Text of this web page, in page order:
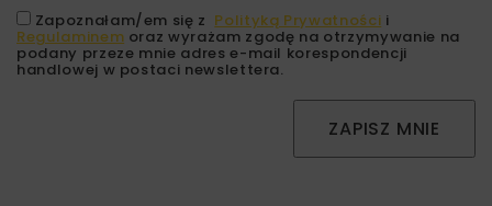
Zapoznałam/em się z Polityką Prywatności i
Regulaminem oraz wyrażam zgodę na otrzymywanie na
podany przeze mnie adres e-mail korespondencji
handlowej w postaci newslettera.
ZAPISZ MNIE